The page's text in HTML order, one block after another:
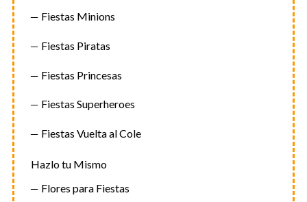
Fiestas Minions
Fiestas Piratas
Fiestas Princesas
Fiestas Superheroes
Fiestas Vuelta al Cole
Hazlo tu Mismo
Flores para Fiestas